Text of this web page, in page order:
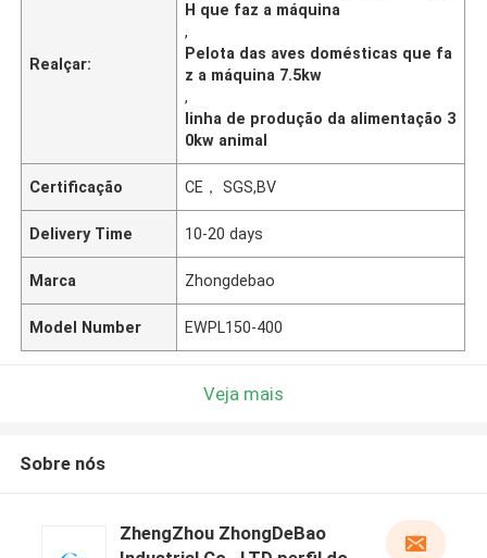
Realçar:
H que faz a máquina
,
Pelota das aves domésticas que fa
z a máquina 7.5kw
,
linha de produção da alimentação 3
0kw animal
Certificação CE， SGS,BV
Delivery Time 10-20 days
Marca Zhongdebao
Model Number EWPL150-400
Veja mais
Sobre nós
ZhengZhou ZhongDeBao